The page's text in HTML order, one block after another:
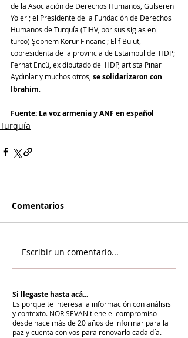
de la Asociación de Derechos Humanos, Gülseren
Yoleri; el Presidente de la Fundación de Derechos
Humanos de Turquía (TIHV, por sus siglas en
turco) Şebnem Korur Fincancı; Elif Bulut,
copresidenta de la provincia de Estambul del HDP;
Ferhat Encü, ex diputado del HDP, artista Pınar
Aydınlar y muchos otros, se solidarizaron con
Ibrahim.
Fuente: La voz armenia y ANF en español
Turquía
Comentarios
Escribir un comentario...
Si llegaste hasta acá...
Es porque te interesa la información con análisis
y contexto. NOR SEVAN tiene el compromiso
desde hace más de 20 años de informar para la
paz y cuenta con vos para renovarlo cada día.